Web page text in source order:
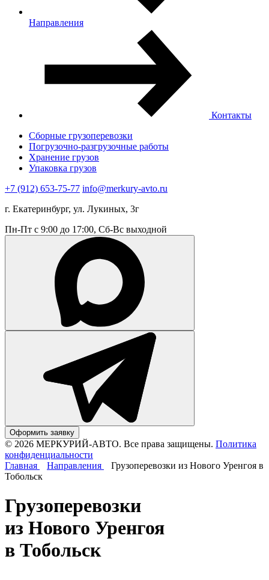
Направления
Контакты
Сборные грузоперевозки
Погрузочно-разгрузочные работы
Хранение грузов
Упаковка грузов
+7 (912) 653-75-77 info@merkury-avto.ru
г. Екатеринбург, ул. Лукиных, 3г
Пн-Пт с 9:00 до 17:00, Сб-Вс выходной
Оформить заявку
© 2026 МЕРКУРИЙ-АВТО. Все права защищены. Политика
конфиденциальности
Главная
Направления
Грузоперевозки из Нового Уренгоя в
Тобольск
Грузоперевозки
из Нового Уренгоя
в Тобольск